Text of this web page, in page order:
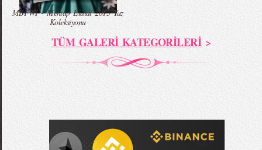
MBFWI - Mehtap Elaidi 2015 Yaz
Koleksiyonu
TÜM GALERİ KATEGORİLERİ>